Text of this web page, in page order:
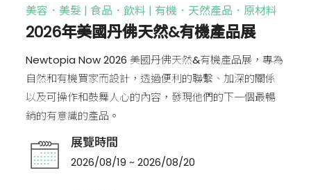
美容．美髮 | 食品．飲料 | 有機．天然產品．原材料
2026年美國丹佛天然&有機產品展
Newtopia Now 2026 美國丹佛天然&有機產品展，專為
自然和有機買家而設計，透過便利的聯繫、加深的關係
以及可操作和鼓舞人心的內容，發現他們的下一個最暢
銷的有意識的產品。
展覽時間
2026/08/19 ~ 2026/08/20